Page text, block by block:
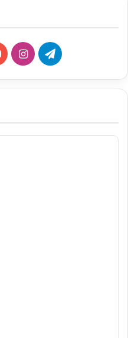
YouTubeInstagramTelegram